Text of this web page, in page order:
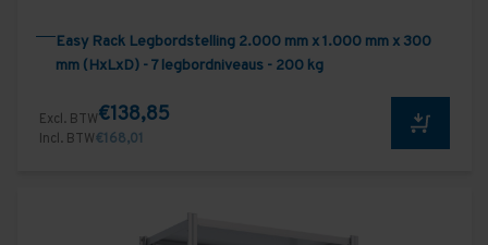
Easy Rack Legbordstelling 2.000 mm x 1.000 mm x 300
mm (HxLxD) - 7 legbordniveaus - 200 kg
Excl. BTW€138,85
Incl. BTW€168,01